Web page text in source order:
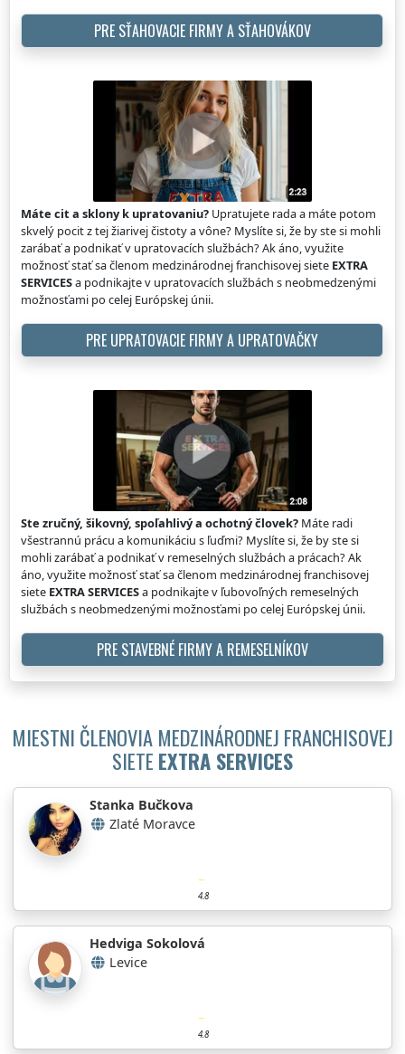
PRE SŤAHOVACIE FIRMY A SŤAHOVÁKOV
Máte cit a sklony k upratovaniu? Upratujete rada a máte potom
skvelý pocit z tej žiarivej čistoty a vône? Myslíte si, že by ste si mohli
zarábať a podnikať v upratovacích službách? Ak áno, využite
možnosť stať sa členom medzinárodnej franchisovej siete EXTRA
SERVICESa podnikajte v upratovacích službách s neobmedzenými
možnosťami po celej Európskej únii.
PRE UPRATOVACIE FIRMY A UPRATOVAČKY
Ste zručný, šikovný, spoľahlivý a ochotný človek? Máte radi
všestrannú prácu a komunikáciu s ľuďmi? Myslíte si, že by ste si
mohli zarábať a podnikať v remeselných službách a prácach? Ak
áno, využite možnosť stať sa členom medzinárodnej franchisovej
siete EXTRA SERVICESa podnikajte v ľubovoľných remeselných
službách s neobmedzenými možnosťami po celej Európskej únii.
PRE STAVEBNÉ FIRMY A REMESELNÍKOV
MIESTNI ČLENOVIA MEDZINÁRODNEJ FRANCHISOVEJ
SIETE EXTRA SERVICES
Stanka Bučkova
Zlaté Moravce
4.8
Hedviga Sokolová
Levice
4.8